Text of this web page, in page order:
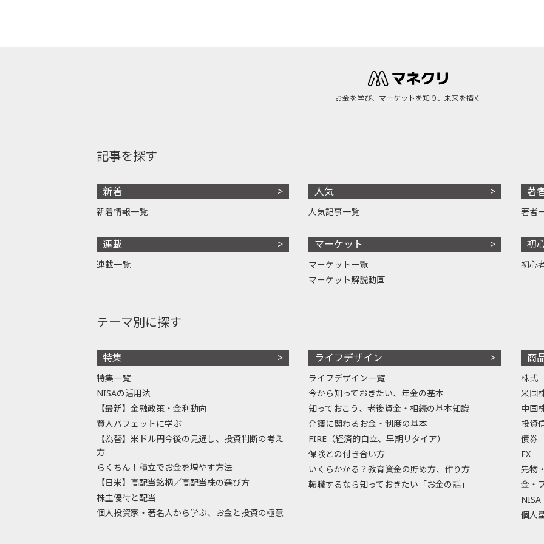
お金を学び、マーケットを知り、未来を描く
記事を探す
新着
新着情報一覧
連載
連載一覧
人気
人気記事一覧
マーケット
マーケット一覧
マーケット解説動画
著
著者
初
初心
テーマ別に探す
特集
特集一覧
NISAの活用法
【最新】金融政策・金利動向
賢人バフェットに学ぶ
【為替】米ドル円今後の見通し、投資判断の考え
方
らくちん！積立でお金を増やす方法
【日米】高配当銘柄／高配当株の選び方
株主優待と配当
個人投資家・著名人から学ぶ、お金と投資の極意
ライフデザイン
ライフデザイン一覧
今から知っておきたい、年金の基本
知っておこう、老後資金・相続の基本知識
介護に関わるお金・制度の基本
FIRE（経済的自立、早期リタイア）
保険との付き合い方
いくらかかる？教育資金の貯め方、作り方
転職するなら知っておきたい「お金の話」
商
株式
米国
中国
投資
債券
FX
先物
金・
NISA
個人